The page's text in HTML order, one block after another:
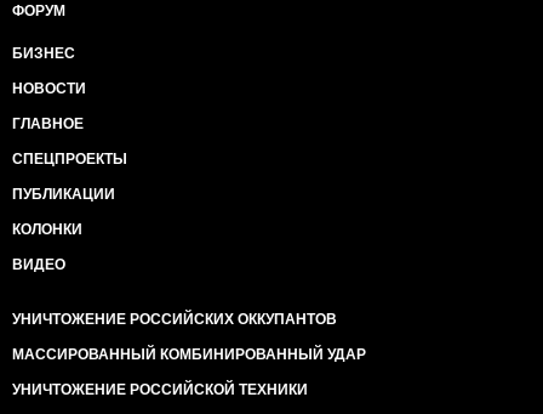
ФОРУМ
БИЗНЕС
НОВОСТИ
ГЛАВНОЕ
СПЕЦПРОЕКТЫ
ПУБЛИКАЦИИ
КОЛОНКИ
ВИДЕО
УНИЧТОЖЕНИЕ РОССИЙСКИХ ОККУПАНТОВ
МАССИРОВАННЫЙ КОМБИНИРОВАННЫЙ УДАР
УНИЧТОЖЕНИЕ РОССИЙСКОЙ ТЕХНИКИ